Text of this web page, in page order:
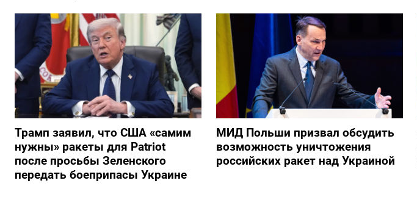
Трамп заявил, что США «самим
нужны» ракеты для Patriot
после просьбы Зеленского
передать боеприпасы Украине
МИД Польши призвал обсудить
возможность уничтожения
российских ракет над Украиной